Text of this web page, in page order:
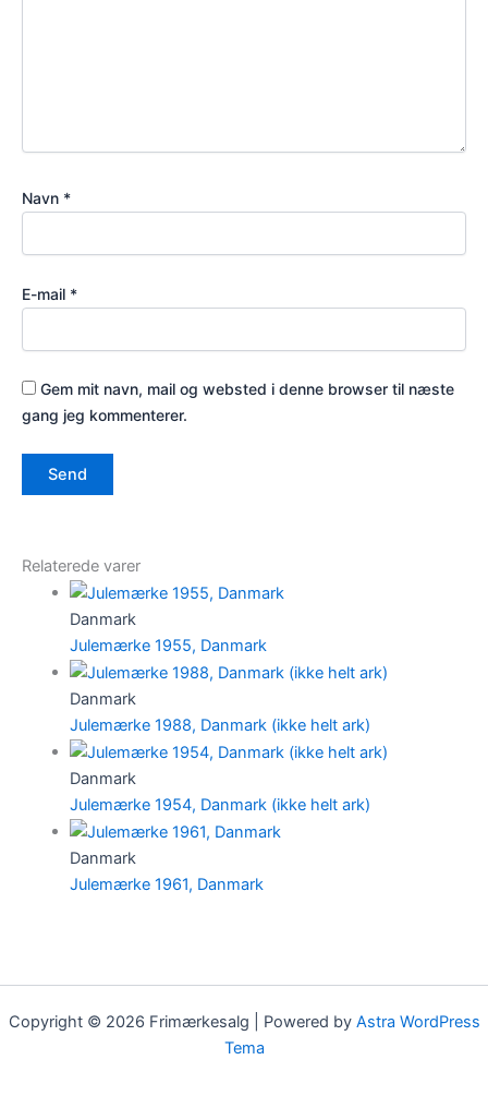
Navn *
E-mail *
Gem mit navn, mail og websted i denne browser til næste
gang jeg kommenterer.
Relaterede varer
Danmark
Julemærke 1955, Danmark
Danmark
Julemærke 1988, Danmark (ikke helt ark)
Danmark
Julemærke 1954, Danmark (ikke helt ark)
Danmark
Julemærke 1961, Danmark
Copyright © 2026 Frimærkesalg | Powered by Astra WordPress
Tema